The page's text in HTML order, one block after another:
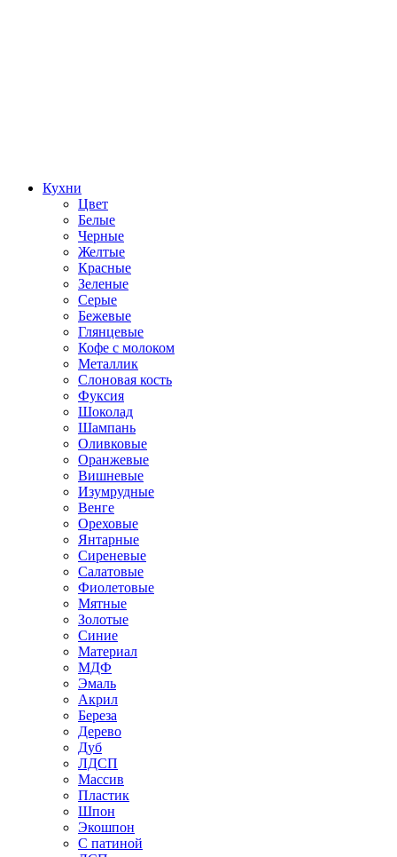
Кухни
Цвет
Белые
Черные
Желтые
Красные
Зеленые
Серые
Бежевые
Глянцевые
Кофе с молоком
Металлик
Слоновая кость
Фуксия
Шоколад
Шампань
Оливковые
Оранжевые
Вишневые
Изумрудные
Венге
Ореховые
Янтарные
Сиреневые
Салатовые
Фиолетовые
Мятные
Золотые
Синие
Материал
МДФ
Эмаль
Акрил
Береза
Дерево
Дуб
ЛДСП
Массив
Пластик
Шпон
Экошпон
С патиной